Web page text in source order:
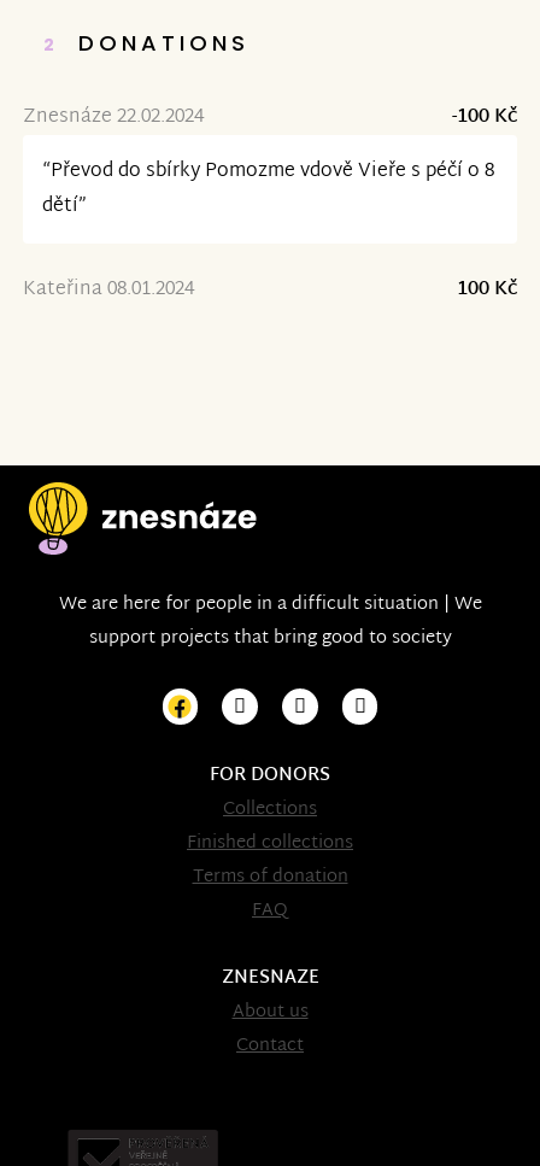
2 DONATIONS
Znesnáze 22.02.2024
-100 Kč
“Převod do sbírky Pomozme vdově Vieře s péčí o 8
dětí”
Kateřina 08.01.2024 100 Kč
We are here for people in a difficult situation | We
support projects that bring good to society
FOR DONORS
Collections
Finished collections
Terms of donation
FAQ
ZNESNAZE
About us
Contact